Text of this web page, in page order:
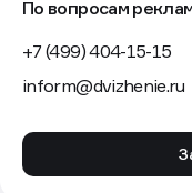
По вопросам
+7 (499) 404-15-15
inform@dvizhenie.ru